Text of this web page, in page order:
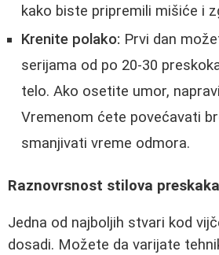
kako biste pripremili mišiće i
Krenite polako: Prvi dan
serijama od po 20-30
telo. Ako osetite umor,
Vremenom ćete povećavati
smanjivati vreme odmora.
Raznovrsnost stilova
Jedna od najboljih stvari kod
dosadi. Možete da varijate